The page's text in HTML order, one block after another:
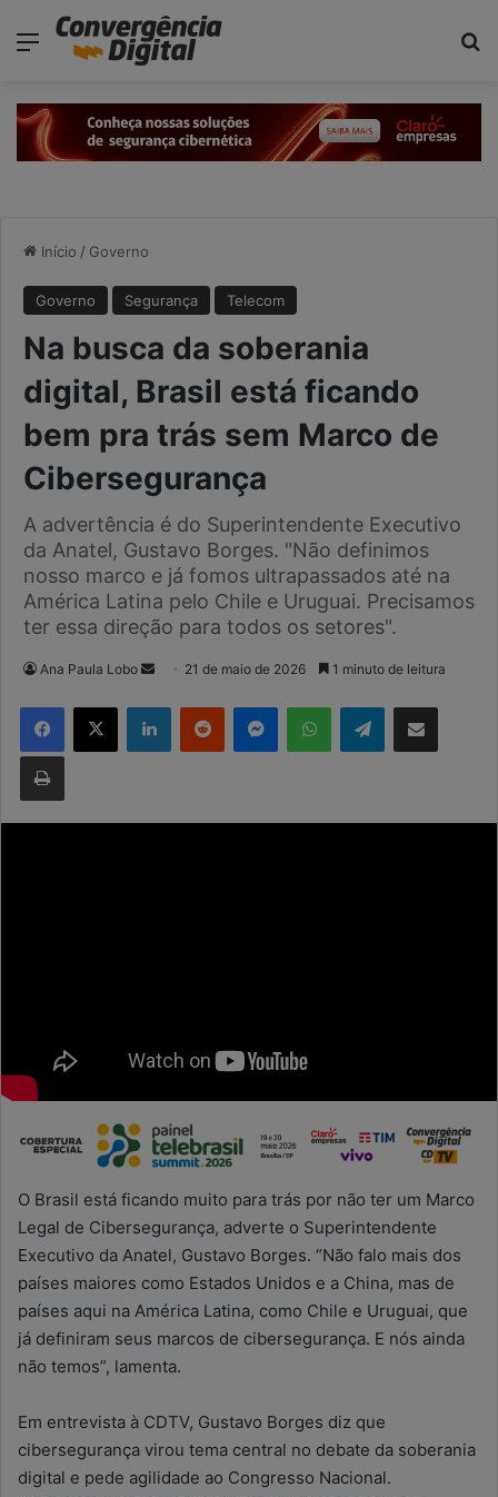
Menu
Início / Governo
Governo Segurança Telecom
Na busca da soberania
digital, Brasil está ficando
bem pra trás sem Marco de
Cibersegurança
A advertência é do Superintendente Executivo
da Anatel, Gustavo Borges. "Não definimos
nosso marco e já fomos ultrapassados até na
América Latina pelo Chile e Uruguai. Precisamos
ter essa direção para todos os setores".
Ana Paula Lobo
Mande
mail
21 de maio de 2026 1 minuto de leitura
Facebook
X LinkedinReddit MessengerWhatsAppTelegramCompartilhar via e-mail
Imprimir
O Brasil está ficando muito para trás por não ter um Marco
Legal de Cibersegurança, adverte o Superintendente
Executivo da Anatel, Gustavo Borges. “Não falo mais dos
países maiores como Estados Unidos e a China, mas de
países aqui na América Latina, como Chile e Uruguai, que
já definiram seus marcos de cibersegurança. E nós ainda
não temos”, lamenta.
Em entrevista à CDTV, Gustavo Borges diz que
cibersegurança virou tema central no debate da soberania
digital e pede agilidade ao Congresso Nacional.